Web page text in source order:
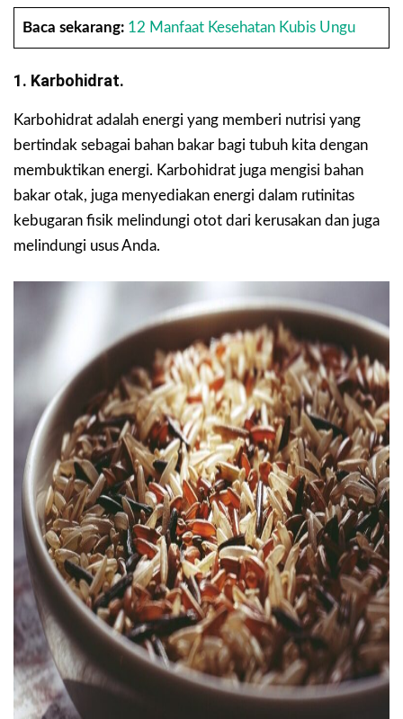
Baca sekarang: 12 Manfaat Kesehatan Kubis Ungu
1. Karbohidrat.
Karbohidrat adalah energi yang memberi nutrisi yang
bertindak sebagai bahan bakar bagi tubuh kita dengan
membuktikan energi. Karbohidrat juga mengisi bahan
bakar otak, juga menyediakan energi dalam rutinitas
kebugaran fisik melindungi otot dari kerusakan dan juga
melindungi usus Anda.